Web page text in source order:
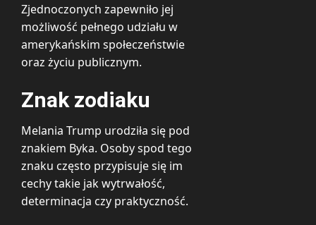
Zjednoczonych zapewniło jej
możliwość pełnego udziału w
amerykańskim społeczeństwie
oraz życiu publicznym.
Znak zodiaku
Melania Trump urodziła się pod
znakiem Byka. Osoby spod tego
znaku często przypisuje się im
cechy takie jak wytrwałość,
determinacja czy praktyczność.